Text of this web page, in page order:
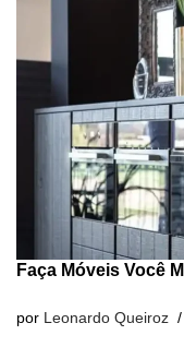
Faça Móveis Você
por Leonardo Queiroz